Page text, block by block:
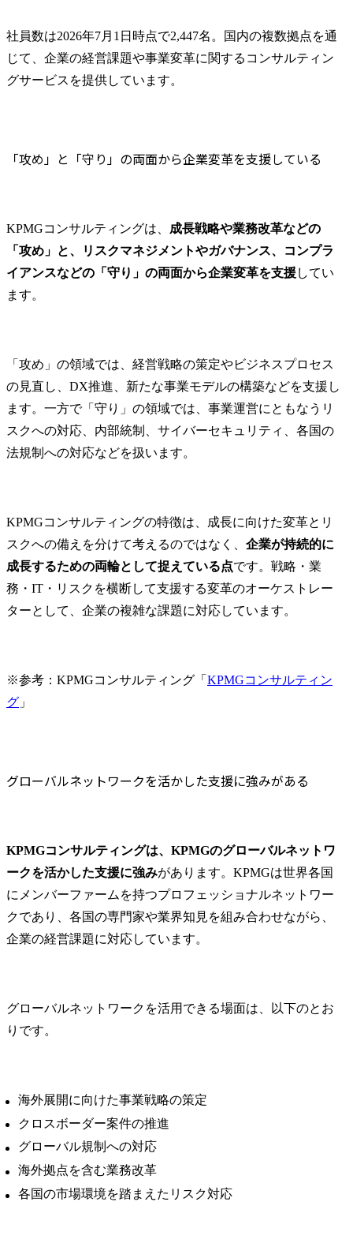
社員数は2026年7月1日時点で2,447名。国内の複数拠点を通
じて、企業の経営課題や事業変革に関するコンサルティン
グサービスを提供しています。
「攻め」と「守り」の両面から企業変革を支援している
KPMGコンサルティングは、 成長戦略や業務改革などの
「攻め」と、リスクマネジメントやガバナンス、コンプラ
イアンスなどの「守り」の両面から企業変革を支援してい
ます。
「攻め」の領域では、経営戦略の策定やビジネスプロセス
の見直し、DX推進、新たな事業モデルの構築などを支援し
ます。一方で「守り」の領域では、事業運営にともなうリ
スクへの対応、内部統制、サイバーセキュリティ、各国の
法規制への対応などを扱います。
KPMGコンサルティングの特徴は、成長に向けた変革とリ
スクへの備えを分けて考えるのではなく、 企業が持続的に
成長するための両輪として捉えている点です。戦略・業
務・IT・リスクを横断して支援する変革のオーケストレー
ターとして、企業の複雑な課題に対応しています。
※参考：KPMGコンサルティング「 KPMGコンサルティン
グ 」
グローバルネットワークを活かした支援に強みがある
KPMGコンサルティングは、KPMGのグローバルネットワ
ークを活かした支援に強みがあります。KPMGは世界各国
にメンバーファームを持つプロフェッショナルネットワー
クであり、各国の専門家や業界知見を組み合わせながら、
企業の経営課題に対応しています。
グローバルネットワークを活用できる場面は、以下のとお
りです。
海外展開に向けた事業戦略の策定
クロスボーダー案件の推進
グローバル規制への対応
海外拠点を含む業務改革
各国の市場環境を踏まえたリスク対応